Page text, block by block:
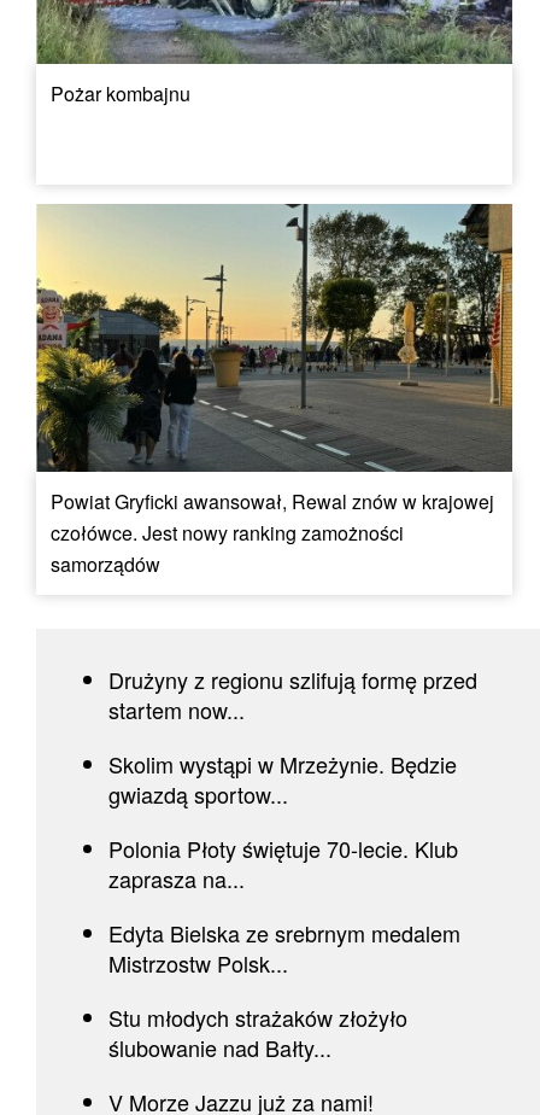
Pożar kombajnu
Powiat Gryficki awansował, Rewal znów w krajowej
czołówce. Jest nowy ranking zamożności
samorządów
Drużyny z regionu szlifują formę przed
startem now...
Skolim wystąpi w Mrzeżynie. Będzie
gwiazdą sportow...
Polonia Płoty świętuje 70-lecie. Klub
zaprasza na...
Edyta Bielska ze srebrnym medalem
Mistrzostw Polsk...
Stu młodych strażaków złożyło
ślubowanie nad Bałty...
V Morze Jazzu już za nami!